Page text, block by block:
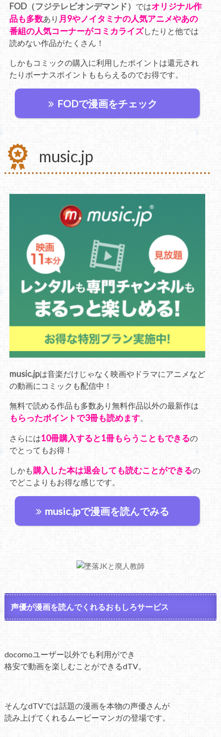
FOD（フジテレビオンデマンド） ではオリジナル作
品も多数あり 月9やノイタミナの人気アニメやあの
番組の人気コーナーがコミカライズしたりと他では
読めない作品がたくさん！
しかもコミックの購入に利用したポイントは還元され
たりボーナスポイントももらえるのでお得です。
FODで漫画をチェック
music.jp
music.jpは音楽だけじゃなく映画やドラマにアニメなど
の動画にコミックも配信中！
無料で読める作品も多数あり無料作品以外の最新作は
もらったポイントで3冊も読めます。
さらには10冊購入すると1冊もらうこともできるの
でとってもお得！
しかも購入した本は退会しても読むことができるの
でどこよりもお得な感じです。
music.jpで漫画を読んでみる
声優が漫画を読んでくれるおもしろサービス
docomoユーザー以外でも利用ができ
格安で動画を楽しむことができるdTV。
そんなdTVでは話題の漫画を本物の声優さんが
読み上げてくれるムービーマンガの登場です。